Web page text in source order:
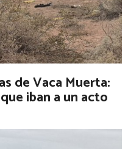
de Vaca Muerta:
iban a un acto